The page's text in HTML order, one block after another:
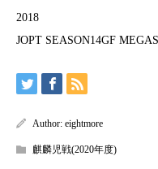
2018
JOPT SEASON14GF
Author: eightmore
麒麟児戦(2020年度)